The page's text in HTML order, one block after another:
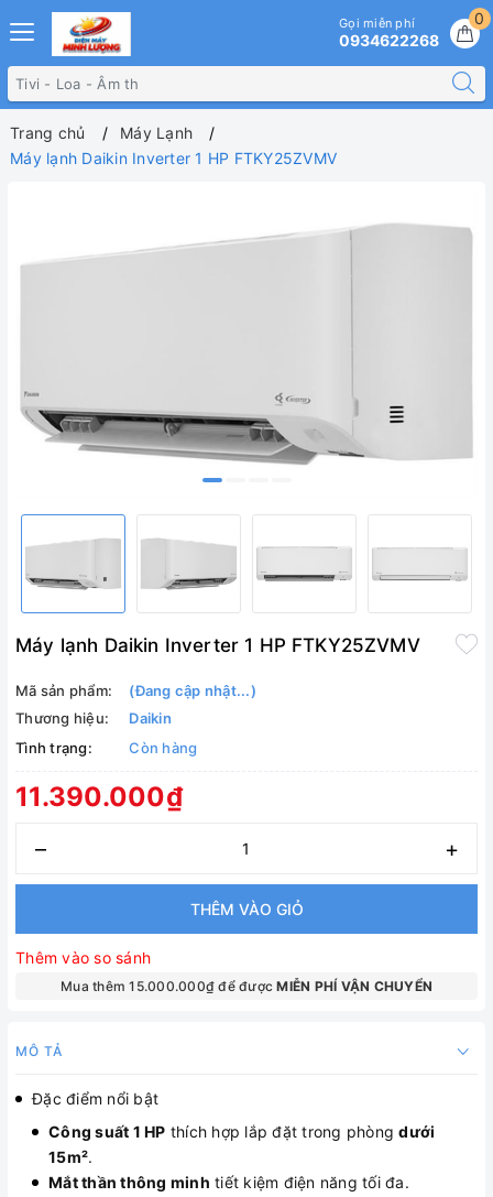
0
Gọi miễn phí
0934622268
Trang chủ
Máy Lạnh
Máy lạnh Daikin Inverter 1 HP FTKY25ZVMV
Máy lạnh Daikin Inverter 1 HP FTKY25ZVMV
Mã sản phẩm:
(Đang cập nhật...)
Thương hiệu:
Daikin
Tình trạng:
Còn hàng
11.390.000₫
– +
THÊM VÀO GIỎ
Thêm vào so sánh
Mua thêm 15.000.000₫ để đượcMIỄN PHÍ VẬN CHUYỂN
MÔ TẢ
Đặc điểm nổi bật
Công suất 1 HP thích hợp lắp đặt trong phòng dưới
15m².
Mắt thần thông minh tiết kiệm điện năng tối đa.